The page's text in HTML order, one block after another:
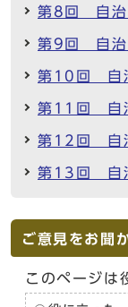
第8回 自治
第9回 自治
第10回 自
第11回 自
第12回 自
第13回 自
ご意見をお聞
このページは